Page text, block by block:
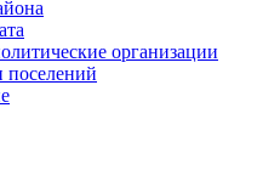
организации
поселений